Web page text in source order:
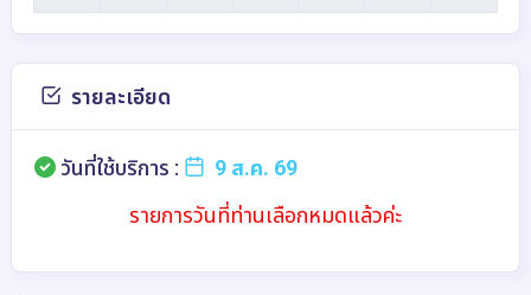
รายละเอียด
วันที่ใช้บริการ :
9 ส.ค. 69
รายการวันที่ท่านเลือกหมดแล้วค่ะ